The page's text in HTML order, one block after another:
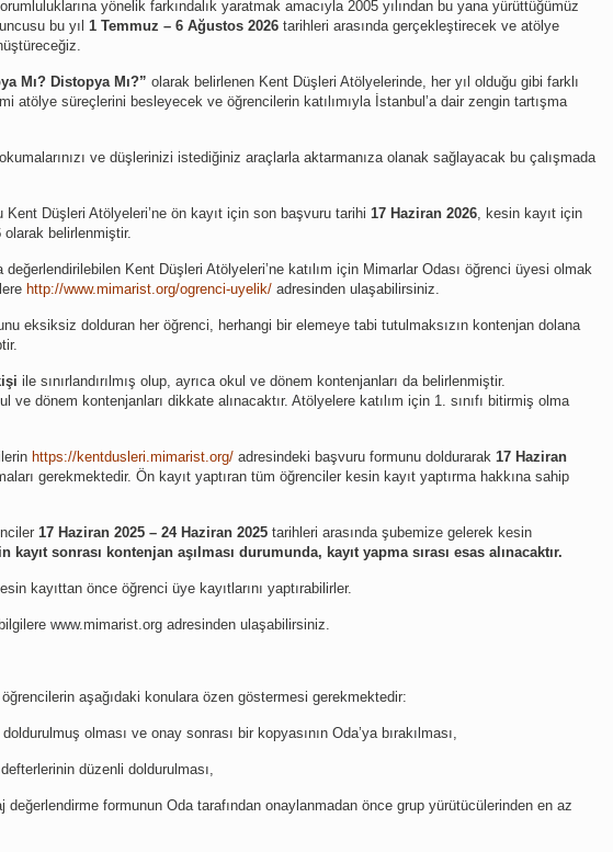
yönelik farkındalık yaratmak amacıyla 2005 yılından bu yana yürüttüğümüz
bu yıl 1 Temmuz – 6 Ağustos 2026 tarihleri arasında gerçekleştirecek ve atölye
Mı? Distopya Mı?” olarak belirlenen Kent Düşleri Atölyelerinde, her yıl olduğu gibi farklı
atölye süreçlerini besleyecek ve öğrencilerin katılımıyla İstanbul’a dair zengin tartışma
ve düşlerinizi istediğiniz araçlarla aktarmanıza olanak sağlayacak bu çalışmada
Kent Düşleri Atölyeleri’ne ön kayıt için son başvuru tarihi 17 Haziran 2026, kesin kayıt için
olarak belirlenmiştir.
Kent Düşleri Atölyeleri’ne katılım için Mimarlar Odası öğrenci üyesi olmak
http://www.mimarist.org/ogrenci-uyelik/ adresinden ulaşabilirsiniz.
eksiksiz dolduran her öğrenci, herhangi bir elemeye tabi tutulmaksızın kontenjan dolana
ile sınırlandırılmış olup, ayrıca okul ve dönem kontenjanları da belirlenmiştir.
ve dönem kontenjanları dikkate alınacaktır. Atölyelere katılım için 1. sınıfı bitirmiş olma
https://kentdusleri.mimarist.org/ adresindeki başvuru formunu doldurarak 17 Haziran
gerekmektedir. Ön kayıt yaptıran tüm öğrenciler kesin kayıt yaptırma hakkına sahip
17 Haziran 2025 – 24 Haziran 2025 tarihleri arasında şubemize gelerek kesin
kayıt sonrası kontenjan aşılması durumunda, kayıt yapma sırası esas alınacaktır.
kayıttan önce öğrenci üye kayıtlarını yaptırabilirler.
www.mimarist.org adresinden ulaşabilirsiniz.
aşağıdaki konulara özen göstermesi gerekmektedir:
olması ve onay sonrası bir kopyasının Oda’ya bırakılması,
düzenli doldurulması,
formunun Oda tarafından onaylanmadan önce grup yürütücülerinden en az